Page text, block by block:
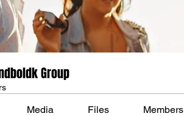
Group
Media Files Members